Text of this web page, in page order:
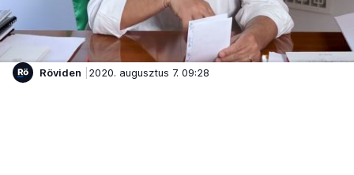
Röviden 2020. augusztus 7. 09:28